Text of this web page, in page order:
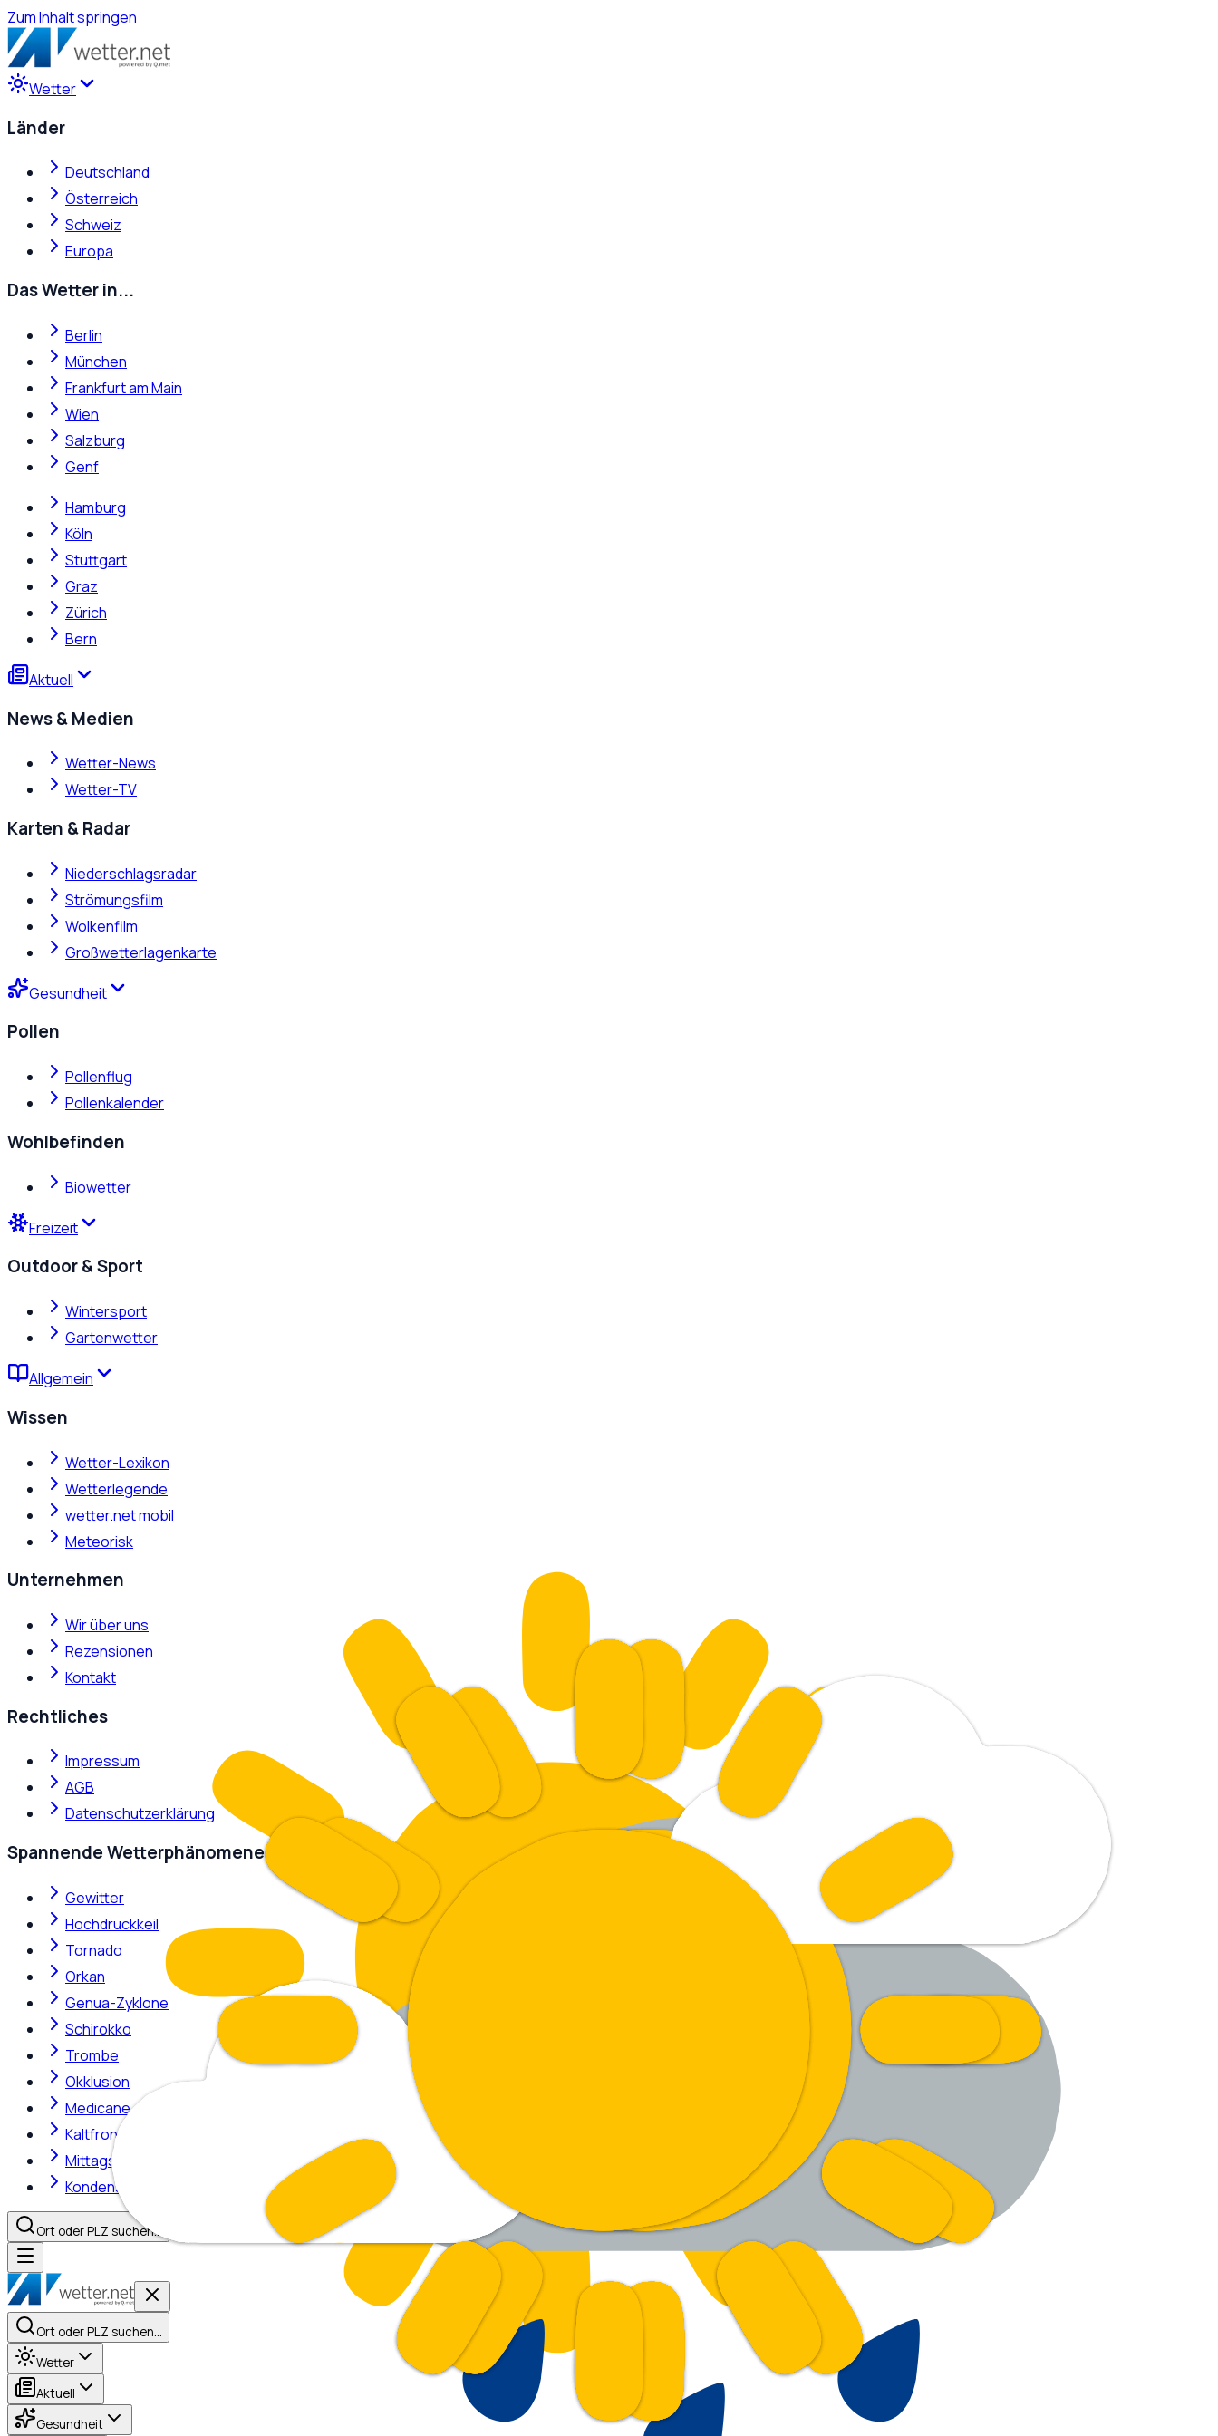
Zum Inhalt springen
Wetter
Länder
Deutschland
Österreich
Schweiz
Europa
Das Wetter in...
Berlin
München
Frankfurt am Main
Wien
Salzburg
Genf
Hamburg
Köln
Stuttgart
Graz
Zürich
Bern
Aktuell
News & Medien
Wetter-News
Wetter-TV
Karten & Radar
Niederschlagsradar
Strömungsfilm
Wolkenfilm
Großwetterlagenkarte
Gesundheit
Pollen
Pollenflug
Pollenkalender
Wohlbefinden
Biowetter
Freizeit
Outdoor & Sport
Wintersport
Gartenwetter
Allgemein
Wissen
Wetter-Lexikon
Wetterlegende
wetter.net mobil
Meteorisk
Unternehmen
Wir über uns
Rezensionen
Kontakt
Rechtliches
Impressum
AGB
Datenschutzerklärung
Spannende Wetterphänomene
Gewitter
Hochdruckkeil
Tornado
Orkan
Genua-Zyklone
Schirokko
Trombe
Okklusion
Medicane
Kaltfront
Mittagshitze
Kondensstreifen
Ort oder PLZ suchen…
Ort oder PLZ suchen…
Wetter
Aktuell
Gesundheit